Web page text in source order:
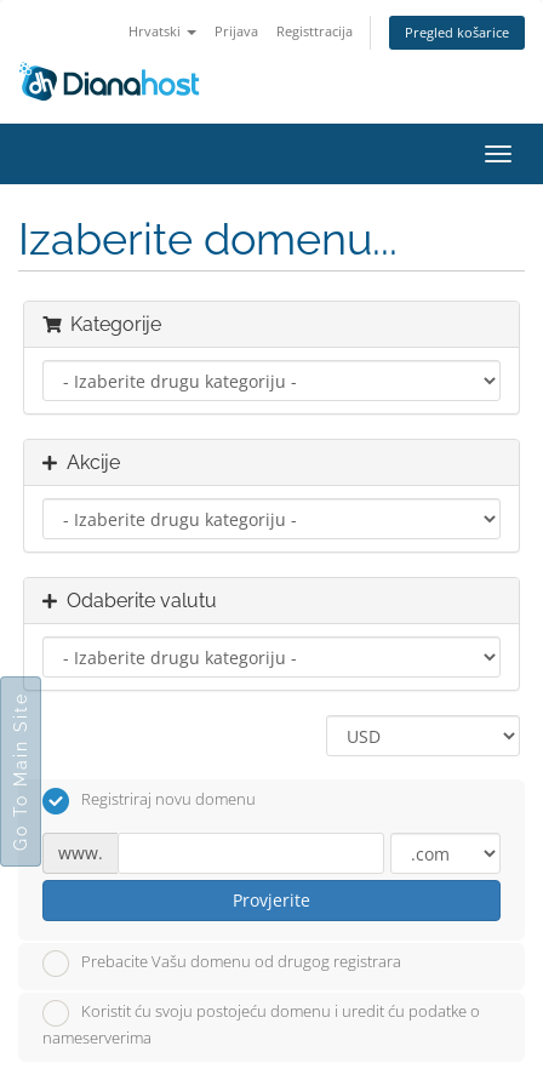
Hrvatski Prijava Registtracija Pregled košarice
Izaberite domenu...
Kategorije
Akcije
Odaberite valutu
Registriraj novu domenu
www.
Provjerite
Prebacite Vašu domenu od drugog registrara
Koristit ću svoju postojeću domenu i uredit ću podatke o
nameserverima
Go To Main Site